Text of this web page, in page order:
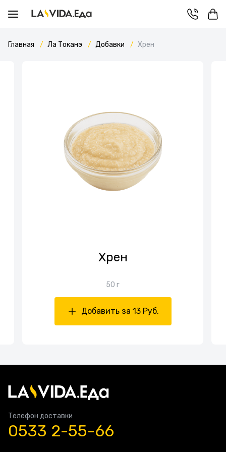
Главная Ла Токанэ Добавки Хрен
Хрен
50 г
Добавить за 13 Руб.
Телефон доставки
0533 2-55-66